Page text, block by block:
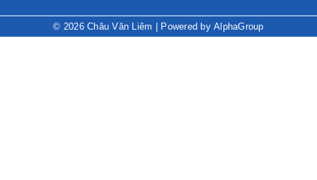
© 2026Châu Văn Liêm | Powered by AlphaGroup